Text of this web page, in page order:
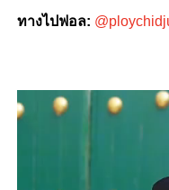
ทางไปฟอล:
Video
Player